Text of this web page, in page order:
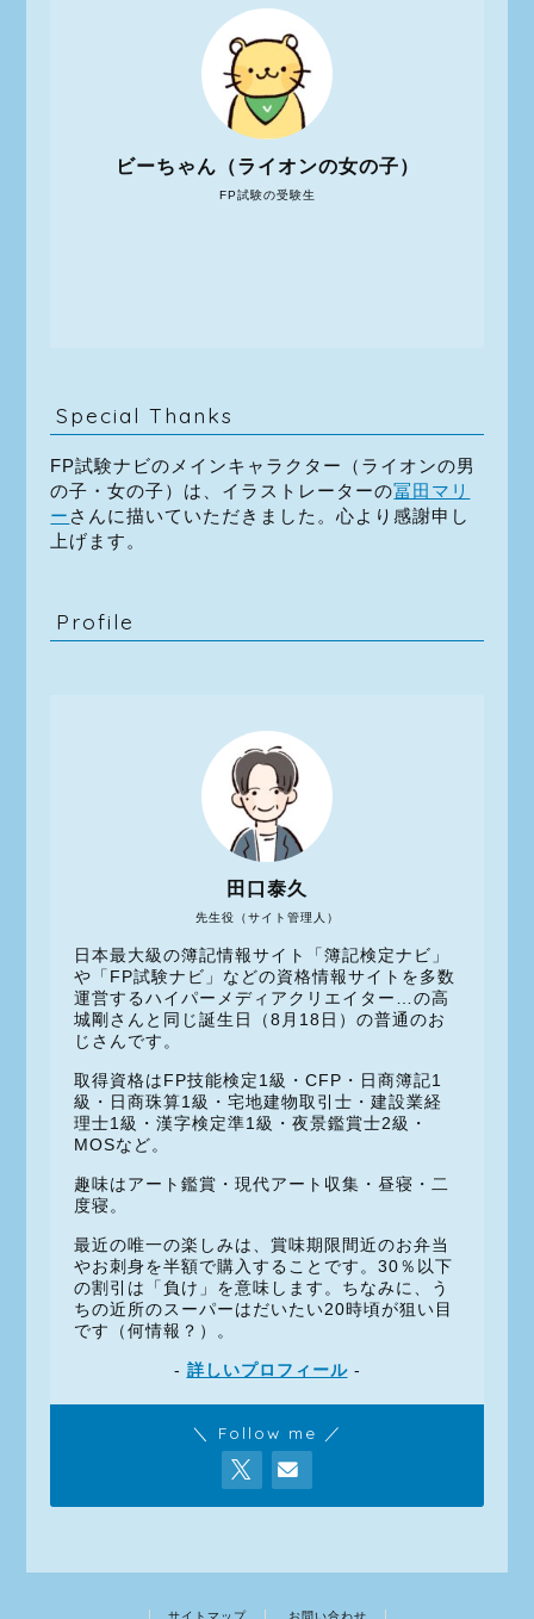
FP試験の受験生
ビーちゃん（ライオンの女の子）
Special Thanks
FP試験ナビのメインキャラクター（ライオンの男
の子・女の子）は、イラストレーターの冨田マリ
ー さんに描いていただきました。心より感謝申し
上げます。
Profile
先生役（サイト管理人）
田口泰久
日本最大級の簿記情報サイト「簿記検定ナビ」
や「FP試験ナビ」などの資格情報サイトを多数
運営するハイパーメディアクリエイター…の高
城剛さんと同じ誕生日（8月18日）の普通のお
じさんです。
取得資格はFP技能検定1級・CFP・日商簿記1
級・日商珠算1級・宅地建物取引士・建設業経
理士1級・漢字検定準1級・夜景鑑賞士2級・
MOSなど。
趣味はアート鑑賞・現代アート収集・昼寝・二
度寝。
最近の唯一の楽しみは、賞味期限間近のお弁当
やお刺身を半額で購入することです。30％以下
の割引は「負け」を意味します。ちなみに、う
ちの近所のスーパーはだいたい20時頃が狙い目
です（何情報？）。
- 詳しいプロフィール-
＼ Follow me ／
サイトマップ お問い合わせ